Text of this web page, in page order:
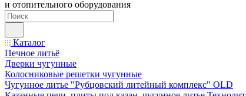
и отопительного оборудования
Каталог
Печное литьё
Дверки чугунные
Колосниковые решетки чугунные
Чугунное литье "Рубцовский литейный комплекс" OLD